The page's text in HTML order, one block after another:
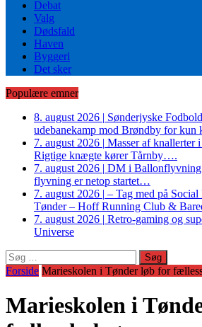
Debat
Valg
Dødsfald
Haven
Byggeri
Det sker
Populære emner
8. august 2026 | Sønderjyske
udebanekamp mod Brøndby for kun
7. august 2026 | Masser af knallerter
Rigtige knægte kører Tårnby….
7. august 2026 | DM i Ballonflyvning
flyvning er netop startet…
7. august 2026 | – Tag med på
Tønder – Hoff Running Club &
7. august 2026 | Retro-gaming og
Universe
Søg
efter:
Forside Marieskolen i Tønder løb for
Marieskolen i